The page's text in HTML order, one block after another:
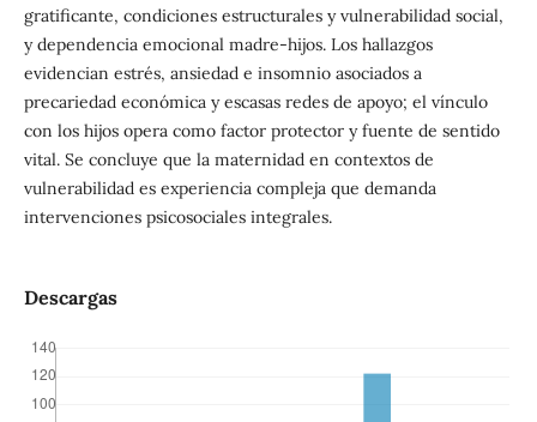
gratificante, condiciones estructurales y vulnerabilidad social,
y dependencia emocional madre-hijos. Los hallazgos
evidencian estrés, ansiedad e insomnio asociados a
precariedad económica y escasas redes de apoyo; el vínculo
con los hijos opera como factor protector y fuente de sentido
vital. Se concluye que la maternidad en contextos de
vulnerabilidad es experiencia compleja que demanda
intervenciones psicosociales integrales.
Descargas